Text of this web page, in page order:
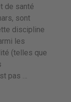
de santé
sont
discipline
les
(telles que
pas …